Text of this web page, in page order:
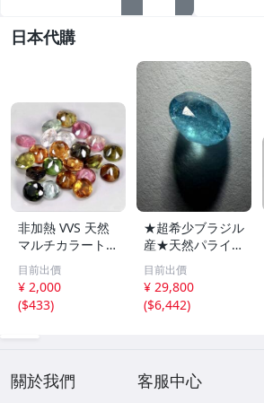
日本代購
非加熱 VVS 天然
マルチカラートル
マリン 3.1mm x
22個 3.05カラッ
ト
目前出價
¥ 2,000
($433)
★超希少ブラジル
産★天然パライバ
トルマリン★ 0.2
54ct ブラジル産
ルース 中央宝石
研究所 CGL分析
目前出價
¥ 29,800
($6,442)
關於我們 客服中心